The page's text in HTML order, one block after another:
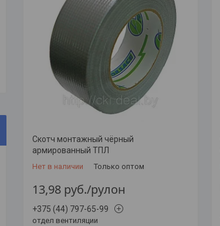
Скотч монтажный чёрный
армированный ТПЛ
Нет в наличии Только оптом
13,98 руб./рулон
+375 (44) 797-65-99
отдел вентиляции